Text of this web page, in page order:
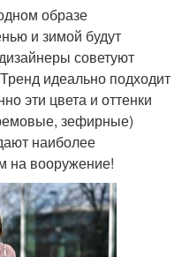
образе
и зимой будут
советуют
идеально подходит
эти цвета и оттенки
зефирные)
наиболее
на вооружение!